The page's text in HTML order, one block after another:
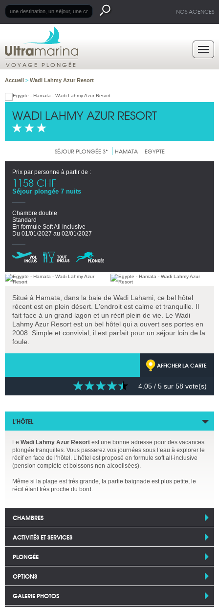
NOS AGENCES
VOYAGE PLONGÉE
Accueil > Wadi Lahmy Azur Resort
WADI LAHMY AZUR RESORT
SÉJOUR PLONGÉE 3* HAMATA EGYPTE
Prix par personne à partir de :
1158 CHF
Séjour plongée 7 nuits
Chambre double
Standard
En formule Soft All Inclusive
Du 01/01/2027 au 02/01/2027
Situé à Hamata, dans la baie de Wadi Lahami, ce bel hôtel
récent est en plein désert. L'endroit est calme et tranquille. Il
fait face à un grand lagon et un récif plein de vie. Le Wadi
Lahmy Azur Resort est un bel hôtel qui a ouvert ses portes en
2008. Simple et convivial, il est parfait pour un séjour loin de la
foule.
AFFICHER LA CARTE
4.05 / 5 sur 58 vote(s)
L’HÔTEL
Le Wadi Lahmy Azur Resort est une bonne adresse pour des vacances
plongée tranquilles. Vous passerez vos journées sous l’eau à explorer le
récif en face de l’hôtel. L’hôtel est proposé en formule soft all-inclusive
(pension complète et boissons non-alcoolisées).
Même si la plage est très grande, la partie baignade est plus petite, le
récif étant très proche du bord.
CHAMBRES
ACTIVITÉS ET SERVICES
PLONGÉE
OPTIONS
GALERIE PHOTOS